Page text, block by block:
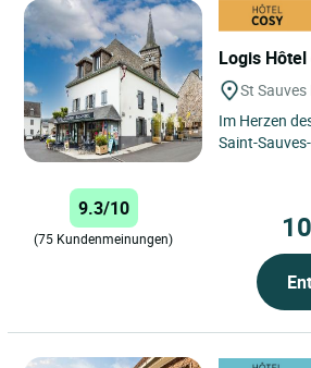
Logis
St
Im Herzen
Saint-
berühmten
9.3/10
(75 Kundenmeinungen)